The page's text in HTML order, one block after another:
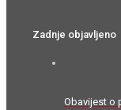
Zadnje objavljeno
Obavijest o